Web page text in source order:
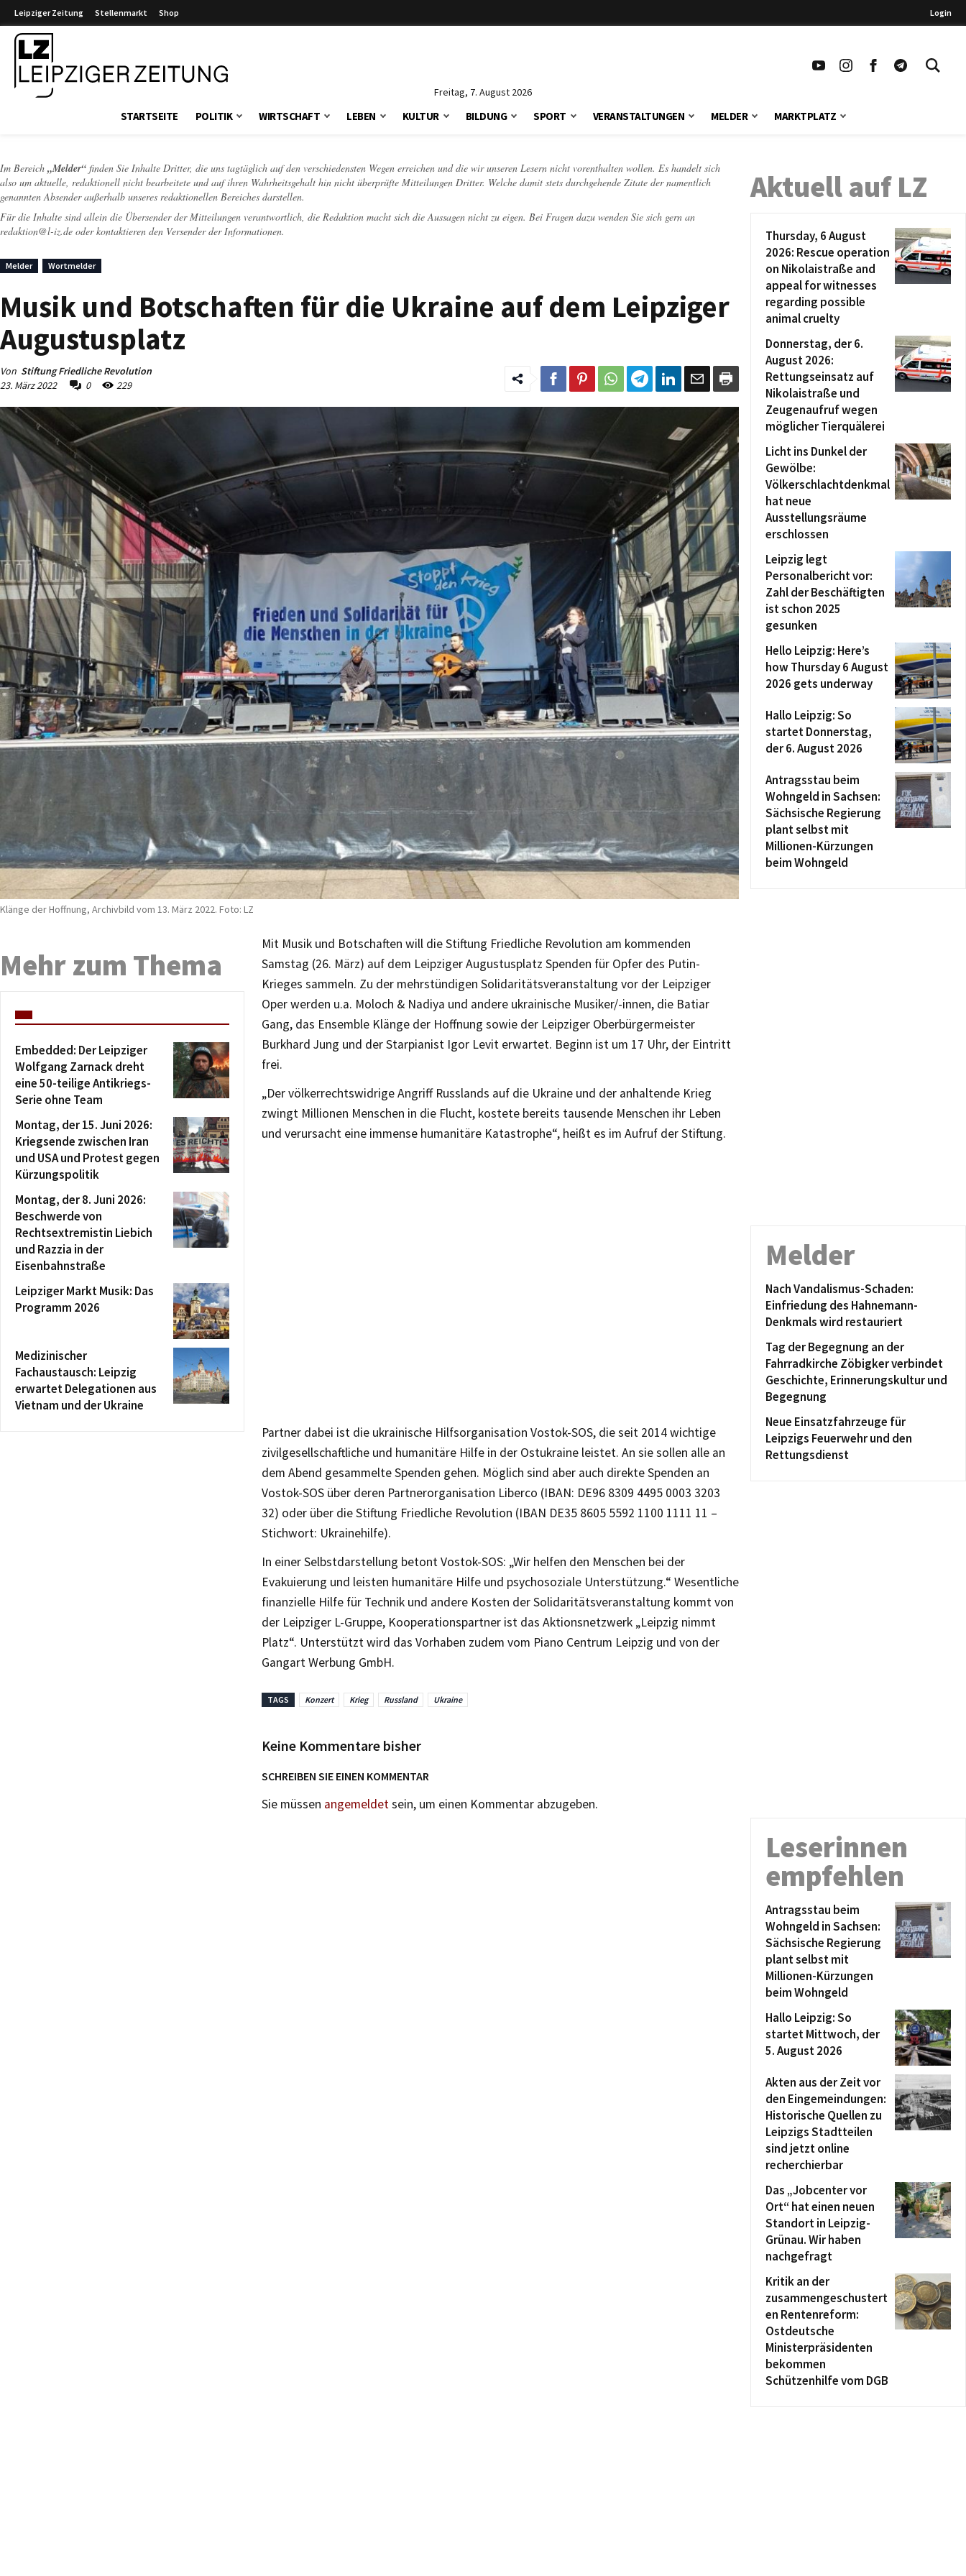
Leipziger Zeitung Stellenmarkt Shop Login
Freitag, 7. August 2026
STARTSEITE POLITIK WIRTSCHAFT LEBEN KULTUR BILDUNG SPORT VERANSTALTUNGEN MELDER MARKTPLATZ
Im Bereich „Melder“ finden Sie Inhalte Dritter, die uns tagtäglich auf den verschiedensten Wegen erreichen und die wir unseren Lesern nicht vorenthalten wollen. Es handelt sich
also um aktuelle, redaktionell nicht bearbeitete und auf ihren Wahrheitsgehalt hin nicht überprüfte Mitteilungen Dritter. Welche damit stets durchgehende Zitate der namentlich
genannten Absender außerhalb unseres redaktionellen Bereiches darstellen.
Für die Inhalte sind allein die Übersender der Mitteilungen verantwortlich, die Redaktion macht sich die Aussagen nicht zu eigen. Bei Fragen dazu wenden Sie sich gern an
redaktion@l-iz.de oder kontaktieren den Versender der Informationen.
Melder Wortmelder
Musik und Botschaften für die Ukraine auf dem Leipziger
Augustusplatz
Von Stiftung Friedliche Revolution
23. März 2022
0 229
Klänge der Hoffnung, Archivbild vom 13. März 2022. Foto: LZ
Mit Musik und Botschaften will die Stiftung Friedliche Revolution am kommenden
Samstag (26. März) auf dem Leipziger Augustusplatz Spenden für Opfer des Putin-
Krieges sammeln. Zu der mehrstündigen Solidaritätsveranstaltung vor der Leipziger
Oper werden u.a. Moloch & Nadiya und andere ukrainische Musiker/-innen, die Batiar
Gang, das Ensemble Klänge der Hoffnung sowie der Leipziger Oberbürgermeister
Burkhard Jung und der Starpianist Igor Levit erwartet. Beginn ist um 17 Uhr, der Eintritt
frei.
„Der völkerrechtswidrige Angriff Russlands auf die Ukraine und der anhaltende Krieg
zwingt Millionen Menschen in die Flucht, kostete bereits tausende Menschen ihr Leben
und verursacht eine immense humanitäre Katastrophe“, heißt es im Aufruf der Stiftung.
Partner dabei ist die ukrainische Hilfsorganisation Vostok-SOS, die seit 2014 wichtige
zivilgesellschaftliche und humanitäre Hilfe in der Ostukraine leistet. An sie sollen alle an
dem Abend gesammelte Spenden gehen. Möglich sind aber auch direkte Spenden an
Vostok-SOS über deren Partnerorganisation Liberco (IBAN: DE96 8309 4495 0003 3203
32) oder über die Stiftung Friedliche Revolution (IBAN DE35 8605 5592 1100 1111 11 –
Stichwort: Ukrainehilfe).
In einer Selbstdarstellung betont Vostok-SOS: „Wir helfen den Menschen bei der
Evakuierung und leisten humanitäre Hilfe und psychosoziale Unterstützung.“ Wesentliche
finanzielle Hilfe für Technik und andere Kosten der Solidaritätsveranstaltung kommt von
der Leipziger L-Gruppe, Kooperationspartner ist das Aktionsnetzwerk „Leipzig nimmt
Platz“. Unterstützt wird das Vorhaben zudem vom Piano Centrum Leipzig und von der
Gangart Werbung GmbH.
TAGS Konzert Krieg Russland Ukraine
Keine Kommentare bisher
SCHREIBEN SIE EINEN KOMMENTAR
Sie müssen angemeldetsein, um einen Kommentar abzugeben.
Mehr zum Thema
Embedded: Der Leipziger
Wolfgang Zarnack dreht
eine 50-teilige Antikriegs-
Serie ohne Team
Montag, der 15. Juni 2026:
Kriegsende zwischen Iran
und USA und Protest gegen
Kürzungspolitik
Montag, der 8. Juni 2026:
Beschwerde von
Rechtsextremistin Liebich
und Razzia in der
Eisenbahnstraße
Leipziger Markt Musik: Das
Programm 2026
Medizinischer
Fachaustausch: Leipzig
erwartet Delegationen aus
Vietnam und der Ukraine
Aktuell auf LZ
Thursday, 6 August
2026: Rescue operation
on Nikolaistraße and
appeal for witnesses
regarding possible
animal cruelty
Donnerstag, der 6.
August 2026:
Rettungseinsatz auf
Nikolaistraße und
Zeugenaufruf wegen
möglicher Tierquälerei
Licht ins Dunkel der
Gewölbe:
Völkerschlachtdenkmal
hat neue
Ausstellungsräume
erschlossen
Leipzig legt
Personalbericht vor:
Zahl der Beschäftigten
ist schon 2025
gesunken
Hello Leipzig: Here’s
how Thursday 6 August
2026 gets underway
Hallo Leipzig: So
startet Donnerstag,
der 6. August 2026
Antragsstau beim
Wohngeld in Sachsen:
Sächsische Regierung
plant selbst mit
Millionen-Kürzungen
beim Wohngeld
Melder
Nach Vandalismus-Schaden:
Einfriedung des Hahnemann-
Denkmals wird restauriert
Tag der Begegnung an der
Fahrradkirche Zöbigker verbindet
Geschichte, Erinnerungskultur und
Begegnung
Neue Einsatzfahrzeuge für
Leipzigs Feuerwehr und den
Rettungsdienst
Leserinnen
empfehlen
Antragsstau beim
Wohngeld in Sachsen:
Sächsische Regierung
plant selbst mit
Millionen-Kürzungen
beim Wohngeld
Hallo Leipzig: So
startet Mittwoch, der
5. August 2026
Akten aus der Zeit vor
den Eingemeindungen:
Historische Quellen zu
Leipzigs Stadtteilen
sind jetzt online
recherchierbar
Das „Jobcenter vor
Ort“ hat einen neuen
Standort in Leipzig-
Grünau. Wir haben
nachgefragt
Kritik an der
zusammengeschustert
en Rentenreform:
Ostdeutsche
Ministerpräsidenten
bekommen
Schützenhilfe vom DGB